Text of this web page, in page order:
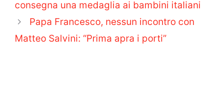
consegna una medaglia ai bambini italiani
Papa Francesco, nessun incontro con
Matteo Salvini: “Prima apra i porti”